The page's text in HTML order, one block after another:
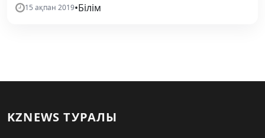
15 ақпан 2019•Білім
KZNEWS ТУРАЛЫ